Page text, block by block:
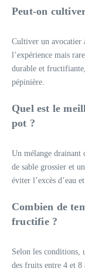
Peut-on
Cultiver un avocatier
l’expérience mais
durable et
pépinière.
Quel est le
pot ?
Un mélange drainant
de sable grossier et
éviter l’excès d’eau
Combien de
fructifie ?
Selon les conditions,
des fruits entre 4 et 8